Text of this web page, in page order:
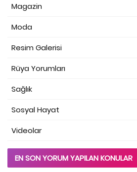
Magazin
Moda
Resim Galerisi
Rüya Yorumları
Sağlık
Sosyal Hayat
Videolar
EN SON YORUM YAPILAN KONULAR